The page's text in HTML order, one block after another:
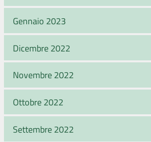
Gennaio 2023
Dicembre 2022
Novembre 2022
Ottobre 2022
Settembre 2022